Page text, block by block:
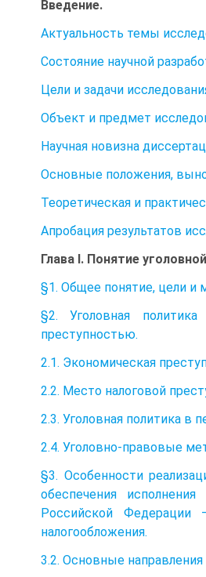
Введение.
Актуальность темы
Состояние научной
Цели и задачи
Объект и предмет
Научная новизна
Основные положения,
Теоретическая и
Апробация результатов
Глава I. Понятие
§1. Общее понятие, цели и
§2. Уголовная
преступностью.
2.1. Экономическая
2.2. Место налоговой
2.3. Уголовная политика в
2.4. Уголовно-правовые
§3. Особенности
обеспечения
Российской Федерации
налогообложения.
3.2. Основные